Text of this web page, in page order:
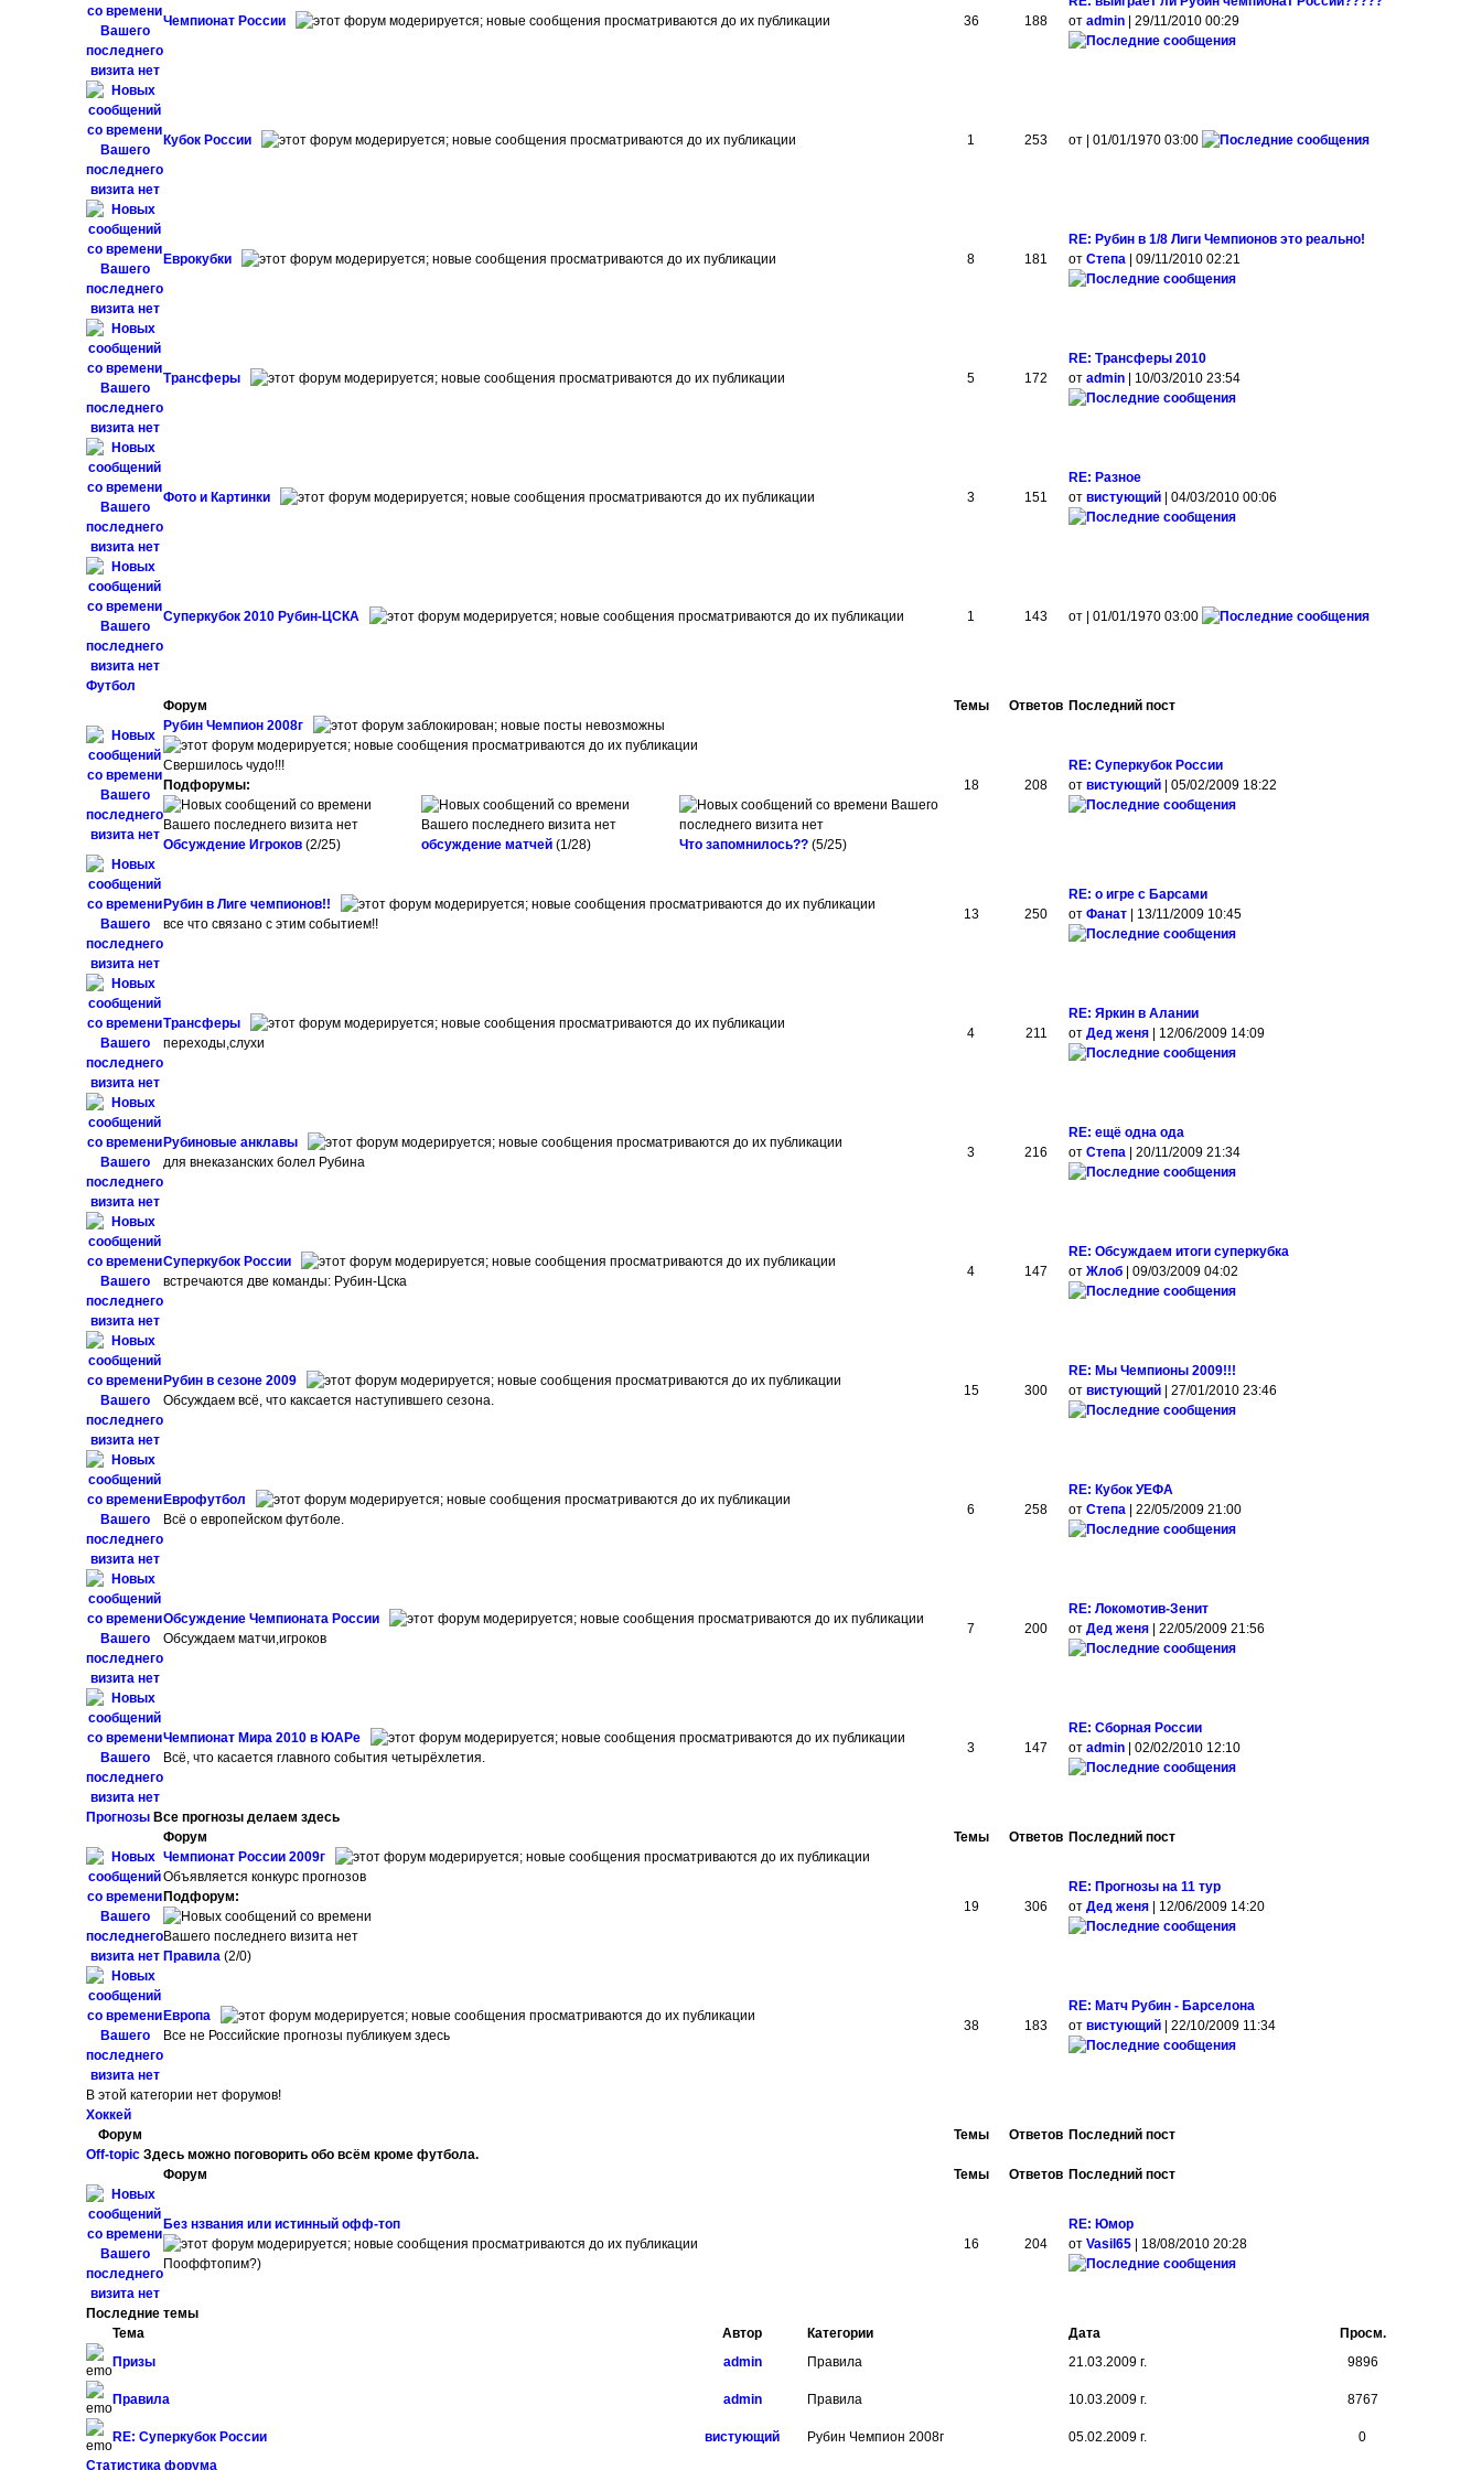
Чемпионат России 36 188
отadmin | 29/11/2010 00:29
Кубок России 1 253 от | 01/01/1970 03:00
Еврокубки 8 181
RE: Рубин в 1/8 Лиги Чемпионов это реально!
отСтепа | 09/11/2010 02:21
Трансферы 5 172
RE: Трансферы 2010
отadmin | 10/03/2010 23:54
Фото и Картинки 3 151
RE: Разное
отвистующий | 04/03/2010 00:06
Суперкубок 2010 Рубин-ЦСКА 1 143 от | 01/01/1970 03:00
Футбол
Форум
Темы Ответов Последний пост
Рубин Чемпион 2008г
Свершилось чудо!!!
Подфорумы:
Обсуждение Игроков (2/25) обсуждение матчей (1/28) Что запомнилось?? (5/25)
18 208
RE: Суперкубок России
отвистующий | 05/02/2009 18:22
Рубин в Лиге чемпионов!!
все что связано с этим событием!!
13 250
RE: о игре с Барсами
отФанат | 13/11/2009 10:45
Трансферы
переходы,слухи
4 211
RE: Яркин в Алании
отДед женя | 12/06/2009 14:09
Рубиновые анклавы
для внеказанских болел Рубина
3 216
RE: ещё одна ода
отСтепа | 20/11/2009 21:34
Суперкубок России
встречаются две команды: Рубин-Цска
4 147
RE: Обсуждаем итоги суперкубка
отЖлоб | 09/03/2009 04:02
Рубин в сезоне 2009
Обсуждаем всё, что каксается наступившего сезона.
15 300
RE: Мы Чемпионы 2009!!!
отвистующий | 27/01/2010 23:46
Еврофутбол
Всё о европейском футболе.
6 258
RE: Кубок УЕФА
отСтепа | 22/05/2009 21:00
Обсуждение Чемпионата России
Обсуждаем матчи,игроков
7 200
RE: Локомотив-Зенит
отДед женя | 22/05/2009 21:56
Чемпионат Мира 2010 в ЮАРе
Всё, что касается главного события четырёхлетия.
3 147
RE: Сборная России
отadmin | 02/02/2010 12:10
Прогнозы Все прогнозы делаем здесь
Форум
Темы Ответов Последний пост
Чемпионат России 2009г
Объявляется конкурс прогнозов
Подфорум:
Правила(2/0)
19 306
RE: Прогнозы на 11 тур
отДед женя | 12/06/2009 14:20
Европа
Все не Российские прогнозы публикуем здесь
38 183
RE: Матч Рубин - Барселона
отвистующий | 22/10/2009 11:34
В этой категории нет форумов!
Хоккей
Форум
Темы Ответов Последний пост
Off-topic Здесь можно поговорить обо всём кроме футбола.
Форум
Темы Ответов Последний пост
Без нзвания или истинный офф-топ
Пооффтопим?)
16 204
RE: Юмор
отVasil65 | 18/08/2010 20:28
Последние темы
Тема
Автор Категории Дата
Просм.
Призы
admin Правила 21.03.2009 г. 9896
Правила admin Правила 10.03.2009 г. 8767
RE: Суперкубок России вистующий Рубин Чемпион 2008г 05.02.2009 г.
0
Статистика форума